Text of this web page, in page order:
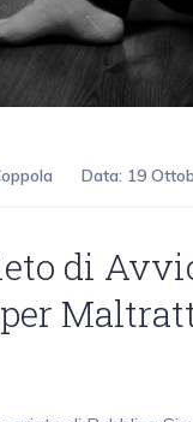
Data: 19
di